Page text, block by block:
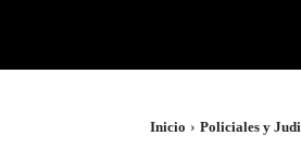
Inicio Policiales y